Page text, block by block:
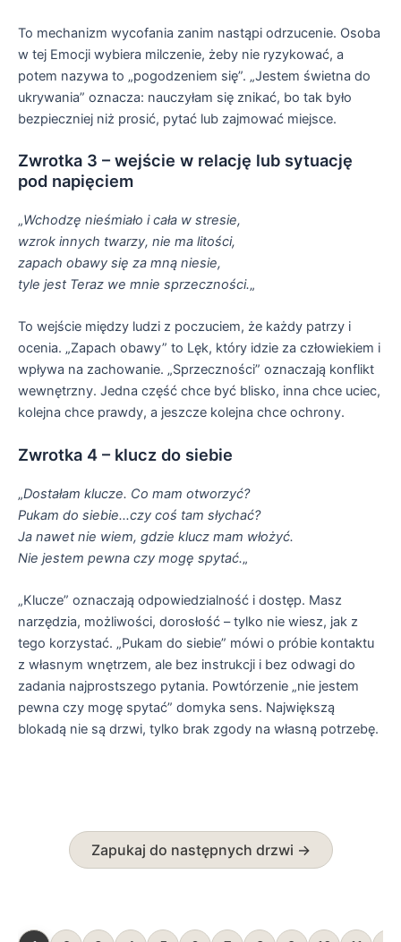
To mechanizm wycofania zanim nastąpi odrzucenie. Osoba
w tej Emocji wybiera milczenie, żeby nie ryzykować, a
potem nazywa to „pogodzeniem się”. „Jestem świetna do
ukrywania” oznacza: nauczyłam się znikać, bo tak było
bezpieczniej niż prosić, pytać lub zajmować miejsce.
Zwrotka 3 – wejście w relację lub sytuację
pod napięciem
„Wchodzę nieśmiało i cała w stresie,
wzrok innych twarzy, nie ma litości,
zapach obawy się za mną niesie,
tyle jest Teraz we mnie sprzeczności.„
To wejście między ludzi z poczuciem, że każdy patrzy i
ocenia. „Zapach obawy” to Lęk, który idzie za człowiekiem i
wpływa na zachowanie. „Sprzeczności” oznaczają konflikt
wewnętrzny. Jedna część chce być blisko, inna chce uciec,
kolejna chce prawdy, a jeszcze kolejna chce ochrony.
Zwrotka 4 – klucz do siebie
„Dostałam klucze. Co mam otworzyć?
Pukam do siebie…czy coś tam słychać?
Ja nawet nie wiem, gdzie klucz mam włożyć.
Nie jestem pewna czy mogę spytać.„
„Klucze” oznaczają odpowiedzialność i dostęp. Masz
narzędzia, możliwości, dorosłość – tylko nie wiesz, jak z
tego korzystać. „Pukam do siebie” mówi o próbie kontaktu
z własnym wnętrzem, ale bez instrukcji i bez odwagi do
zadania najprostszego pytania. Powtórzenie „nie jestem
pewna czy mogę spytać” domyka sens. Największą
blokadą nie są drzwi, tylko brak zgody na własną potrzebę.
Zapukaj do następnych drzwi →